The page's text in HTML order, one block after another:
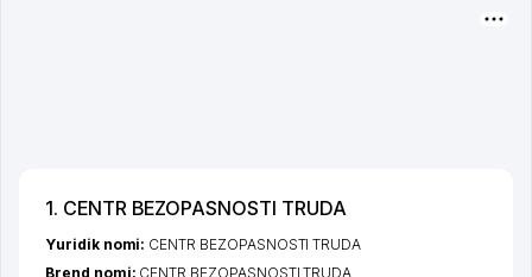
1. CENTR BEZOPASNOSTI TRUDA
Yuridik nomi: CENTR BEZOPASNOSTI TRUDA
Brend nomi: CENTR BEZOPASNOSTI TRUDA